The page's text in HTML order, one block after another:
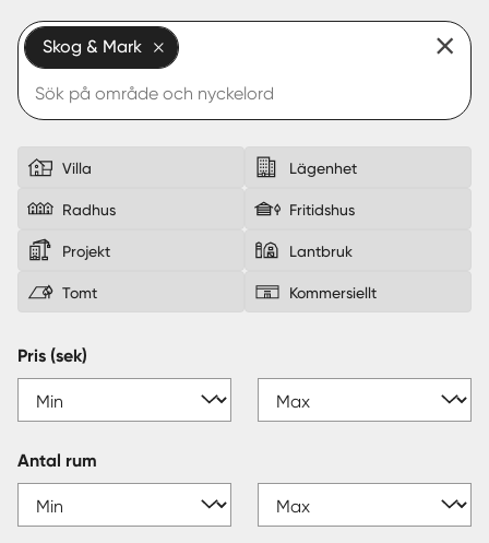
Köpa
Guider
Start
Logga in
Sverige|Spanien
Skog & Mark
Villa Lägenhet
Radhus Fritidshus
Projekt Lantbruk
Tomt Kommersiellt
Pris (sek)
Antal rum